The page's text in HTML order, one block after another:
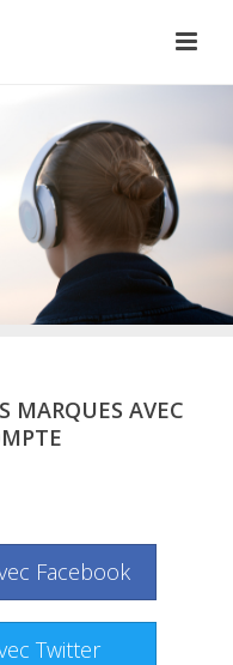
MARQUES AVEC
Facebook
Twitter